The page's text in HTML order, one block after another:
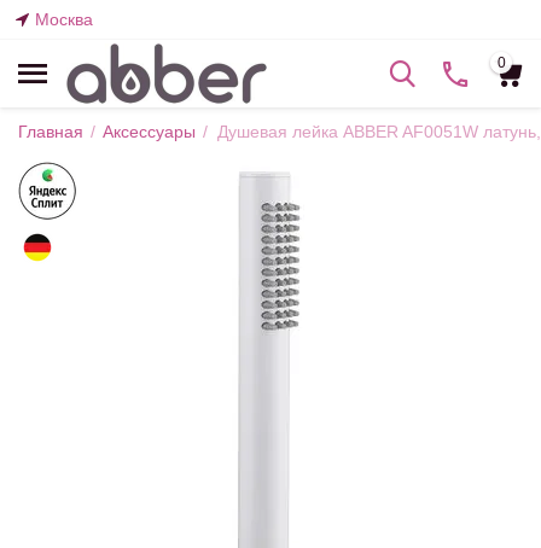
Москва
0
Главная / Аксессуары / Душевая лейка ABBER AF0051W